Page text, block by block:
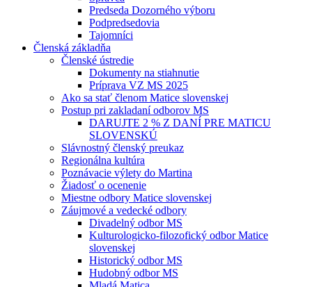
Predseda Dozorného výboru
Podpredsedovia
Tajomníci
Členská základňa
Členské ústredie
Dokumenty na stiahnutie
Príprava VZ MS 2025
Ako sa stať členom Matice slovenskej
Postup pri zakladaní odborov MS
DARUJTE 2 % Z DANÍ PRE MATICU
SLOVENSKÚ
Slávnostný členský preukaz
Regionálna kultúra
Poznávacie výlety do Martina
Žiadosť o ocenenie
Miestne odbory Matice slovenskej
Záujmové a vedecké odbory
Divadelný odbor MS
Kulturologicko-filozofický odbor Matice
slovenskej
Historický odbor MS
Hudobný odbor MS